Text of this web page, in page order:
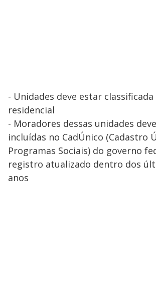
- Unidades deve estar
residencial
- Moradores dessas unidades
incluídas no CadÚnico (Cadastro
Programas Sociais) do governo
registro atualizado dentro dos
anos